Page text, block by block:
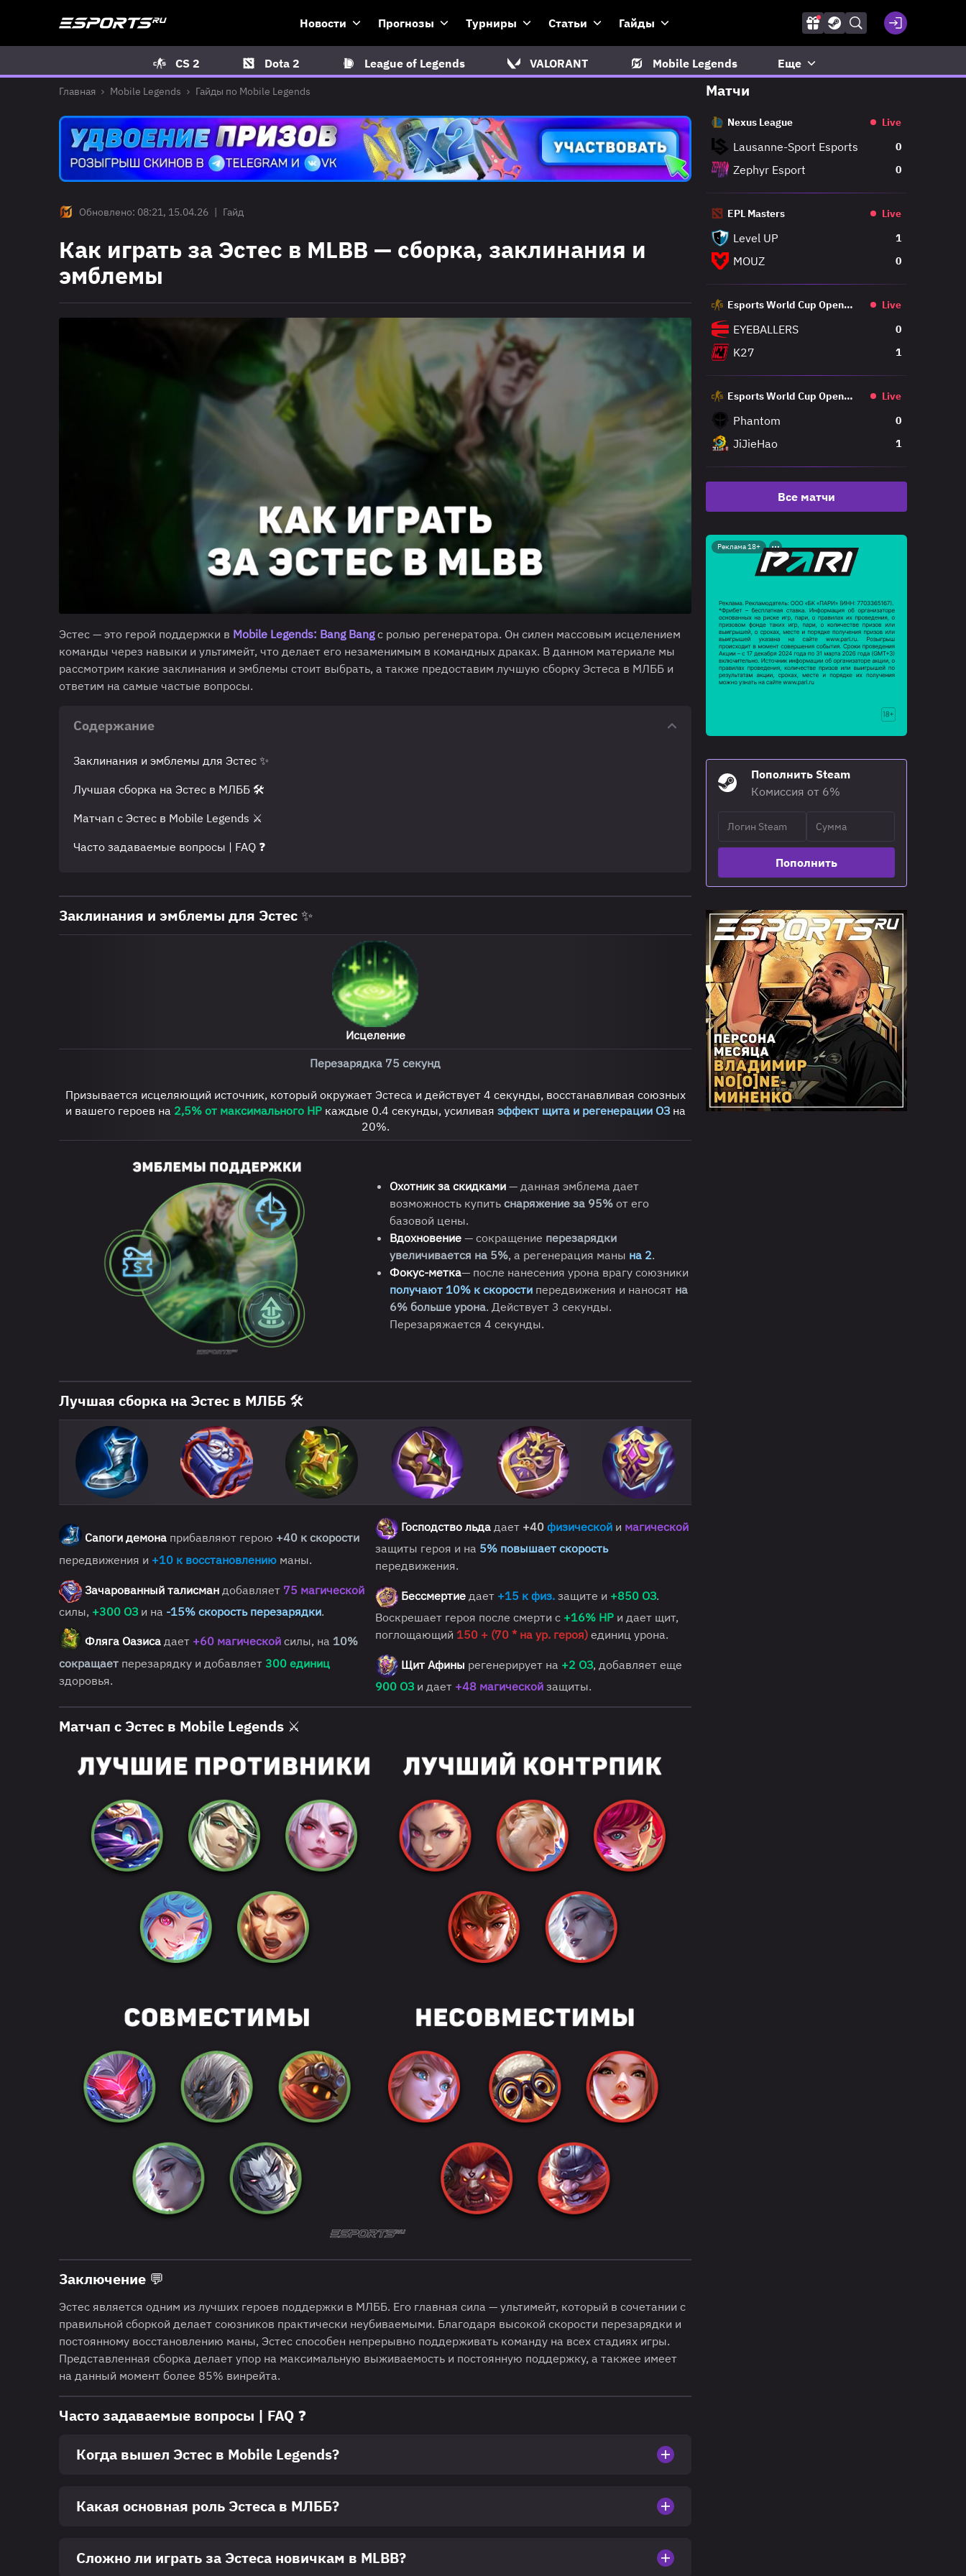
Новости Прогнозы Турниры Статьи Гайды
CS 2 Dota 2 League of Legends VALORANT Mobile Legends Еще
Главная Mobile Legends Гайды по Mobile Legends
Обновлено: 08:21, 15.04.26 | Гайд
Как играть за Эстес в MLBB — сборка, заклинания и
эмблемы
Эстес — это герой поддержки в Mobile Legends: Bang Bangс ролью регенератора. Он силен массовым исцелением
команды через навыки и ультимейт, что делает его незаменимым в командных драках. В данном материале мы
рассмотрим какие заклинания и эмблемы стоит выбрать, а также предоставим лучшую сборку Эстеса в МЛББ и
ответим на самые частые вопросы.
Содержание
Заклинания и эмблемы для Эстес ✨
Лучшая сборка на Эстес в МЛББ 🛠️
Матчап c Эстес в Mobile Legends ⚔️
Часто задаваемые вопросы | FAQ ❓
Заклинания и эмблемы для Эстес ✨
Исцеление
Перезарядка 75 секунд
Призывается исцеляющий источник, который окружает Эстеса и действует 4 секунды, восстанавливая союзных
и вашего героев на 2,5% от максимального HPкаждые 0.4 секунды, усиливая эффект щита и регенерации ОЗна
20%.
Охотник за скидками — данная эмблема дает
возможность купить снаряжение за 95% от его
базовой цены.
Вдохновение — сокращение перезарядки
увеличивается на 5%, а регенерация маны на 2.
Фокус-метка— после нанесения урона врагу союзники
получают 10% к скорости передвижения и наносят на
6% больше урона. Действует 3 секунды.
Перезаряжается 4 секунды.
Лучшая сборка на Эстес в МЛББ 🛠️
Сапоги демона прибавляют герою +40 к скорости
передвижения и +10 к восстановлению маны.
Зачарованный талисман добавляет 75 магической
силы, +300 ОЗ и на -15% скорость перезарядки.
Фляга Оазиса дает +60 магической силы, на 10%
сокращает перезарядку и добавляет 300 единиц
здоровья.
Господство льда дает +40 физической и магической
защиты героя и на 5% повышает скорость
передвижения.
Бессмертие дает +15 к физ. защите и +850 ОЗ.
Воскрешает героя после смерти с +16% HP и дает щит,
поглощающий 150 + (70 * на ур. героя) единиц урона.
Щит Афины регенерирует на +2 ОЗ, добавляет еще
900 ОЗ и дает +48 магической защиты.
Матчап c Эстес в Mobile Legends ⚔️
Заключение 💬
Эстес является одним из лучших героев поддержки в МЛББ. Его главная сила — ультимейт, который в сочетании с
правильной сборкой делает союзников практически неубиваемыми. Благодаря высокой скорости перезарядки и
постоянному восстановлению маны, Эстес способен непрерывно поддерживать команду на всех стадиях игры.
Представленная сборка делает упор на максимальную выживаемость и постоянную поддержку, а такжее имеет
на данный момент более 85% винрейта.
Часто задаваемые вопросы | FAQ ❓
Когда вышел Эстес в Mobile Legends?
Какая основная роль Эстеса в МЛББ?
Сложно ли играть за Эстеса новичкам в MLBB?
Матчи
Nexus League Live
Lausanne-Sport Esports 0
Zephyr Esport 0
EPL Masters Live
Level UP 1
MOUZ 0
Esports World Cup Open
Live
EYEBALLERS 0
K27 1
Esports World Cup Open
Live
Phantom 0
JiJieHao 1
Все матчи
Реклама 18+
Пополнить Steam
Комиссия от 6%
Пополнить